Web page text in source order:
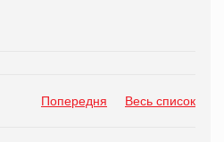
Попередня Весь список